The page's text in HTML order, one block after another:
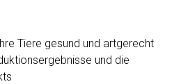
Tiere gesund und artgerecht
und die